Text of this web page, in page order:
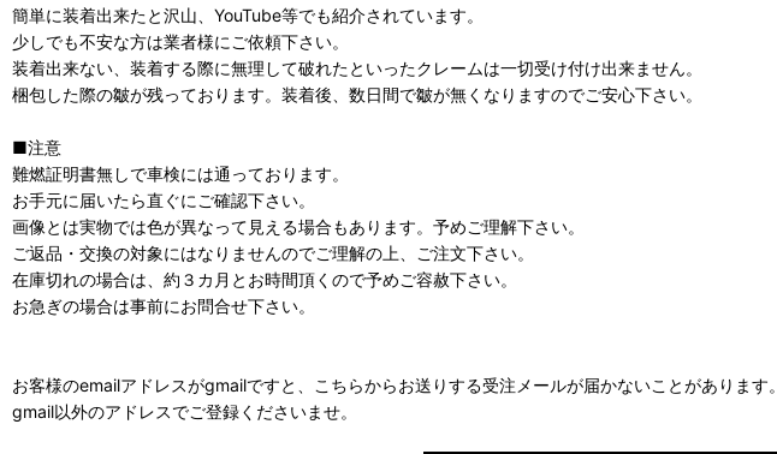
簡単に装着出来たと沢山、YouTube等でも紹介されています。
少しでも不安な方は業者様にご依頼下さい。
装着出来ない、装着する際に無理して破れたといったクレームは一切受け付け出来ません。
梱包した際の皺が残っております。装着後、数日間で皺が無くなりますのでご安心下さい。
■注意
難燃証明書無しで車検には通っております。
お手元に届いたら直ぐにご確認下さい。
画像とは実物では色が異なって見える場合もあります。予めご理解下さい。
ご返品・交換の対象にはなりませんのでご理解の上、ご注文下さい。
在庫切れの場合は、約３カ月とお時間頂くので予めご容赦下さい。
お急ぎの場合は事前にお問合せ下さい。
お客様のemailアドレスがgmailですと、こちらからお送りする受注メールが届かないことがあります。
gmail以外のアドレスでご登録くださいませ。